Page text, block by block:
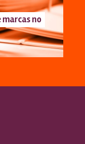
marcas no